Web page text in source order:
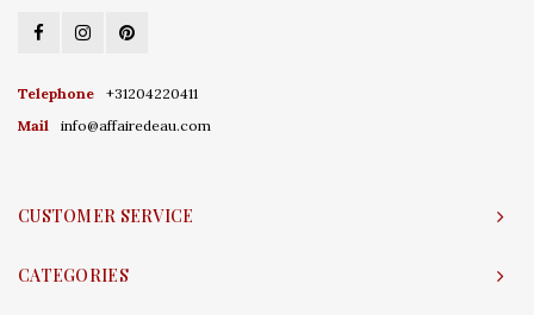
Telephone
+31204220411
Mail
info@affairedeau.com
CUSTOMER SERVICE
CATEGORIES